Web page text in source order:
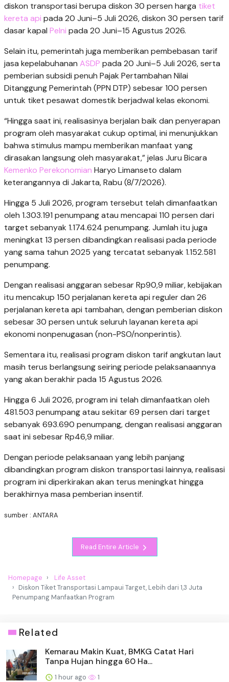
diskon transportasi berupa diskon 30 persen harga tiket
kereta api pada 20 Juni–5 Juli 2026, diskon 30 persen tarif
dasar kapal Pelni pada 20 Juni–15 Agustus 2026.
Selain itu, pemerintah juga memberikan pembebasan tarif
jasa kepelabuhanan ASDP pada 20 Juni–5 Juli 2026, serta
pemberian subsidi penuh Pajak Pertambahan Nilai
Ditanggung Pemerintah (PPN DTP) sebesar 100 persen
untuk tiket pesawat domestik berjadwal kelas ekonomi.
“Hingga saat ini, realisasinya berjalan baik dan penyerapan
program oleh masyarakat cukup optimal, ini menunjukkan
bahwa stimulus mampu memberikan manfaat yang
dirasakan langsung oleh masyarakat,” jelas Juru Bicara
Kemenko Perekonomian Haryo Limanseto dalam
keterangannya di Jakarta, Rabu (8/7/2026).
Hingga 5 Juli 2026, program tersebut telah dimanfaatkan
oleh 1.303.191 penumpang atau mencapai 110 persen dari
target sebanyak 1.174.624 penumpang. Jumlah itu juga
meningkat 13 persen dibandingkan realisasi pada periode
yang sama tahun 2025 yang tercatat sebanyak 1.152.581
penumpang.
Dengan realisasi anggaran sebesar Rp90,9 miliar, kebijakan
itu mencakup 150 perjalanan kereta api reguler dan 26
perjalanan kereta api tambahan, dengan pemberian diskon
sebesar 30 persen untuk seluruh layanan kereta api
ekonomi nonpenugasan (non-PSO/nonperintis).
Sementara itu, realisasi program diskon tarif angkutan laut
masih terus berlangsung seiring periode pelaksanaannya
yang akan berakhir pada 15 Agustus 2026.
Hingga 6 Juli 2026, program ini telah dimanfaatkan oleh
481.503 penumpang atau sekitar 69 persen dari target
sebanyak 693.690 penumpang, dengan realisasi anggaran
saat ini sebesar Rp46,9 miliar.
Dengan periode pelaksanaan yang lebih panjang
dibandingkan program diskon transportasi lainnya, realisasi
program ini diperkirakan akan terus meningkat hingga
berakhirnya masa pemberian insentif.
sumber : ANTARA
Read Entire Article
Homepage
Life Asset
Diskon Tiket Transportasi Lampaui Target, Lebih dari 1,3 Juta
Penumpang Manfaatkan Program
Related
Kemarau Makin Kuat, BMKG Catat Hari
Tanpa Hujan hingga 60 Ha...
1 hour ago 1